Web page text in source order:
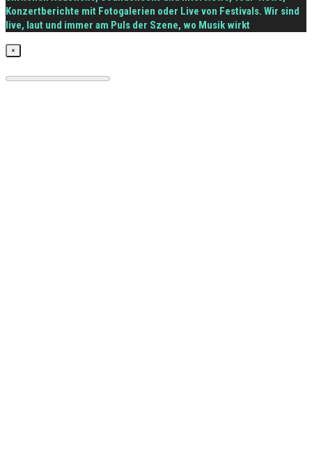
Konzertberichte mit Fotogalerien oder Live von Festivals. Wir sind
live, laut und immer am Puls der Szene, wo Musik wirkt
×